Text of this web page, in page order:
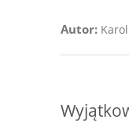
Autor: